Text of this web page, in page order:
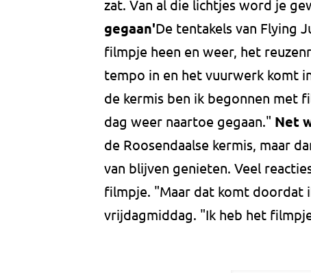
zat. Van al die lichtjes word je
gegaan'De tentakels van Flying
filmpje heen en weer, het
tempo in en het vuurwerk komt
de kermis ben ik begonnen met
dag weer naartoe gegaan." Net
de Roosendaalse kermis, maar
van blijven genieten. Veel
filmpje. "Maar dat komt doordat
vrijdagmiddag. "Ik heb het